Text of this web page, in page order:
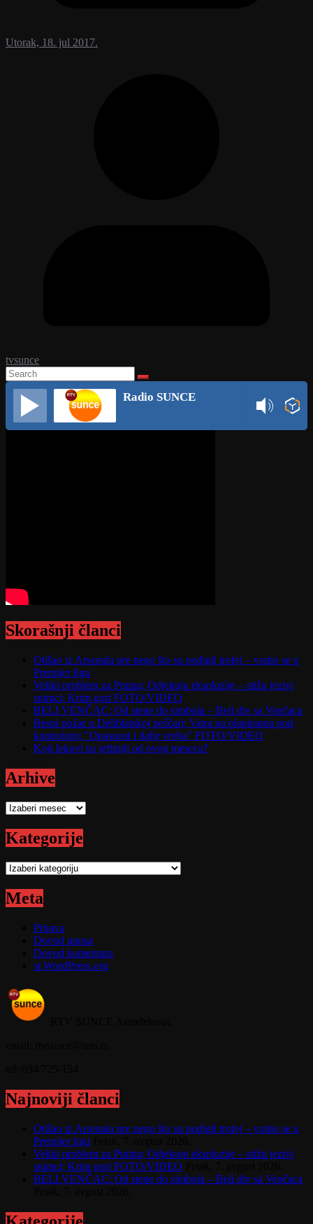
Utorak, 18. jul 2017.
tvsunce
Radio SUNCE
Skorašnji članci
Otišao iz Arsenala pre nego što su podigli trofej – vratio se u
Premijer ligu
Veliki problem za Putina; Odjekuju eksplozije – stižu jezivi
snimci; Krim gori FOTO/VIDEO
BELI VENČAC: Od stene do simbola – Beli div sa Venčaca
Besni požar u Deliblatskoj peščari; Vatra na planinama pod
kontrolom; "Opasnost i dalje vreba" FOTO/VIDEO
Koji lekovi su jeftiniji od ovog meseca?
Arhive
Arhive
Kategorije
Kategorije
Meta
Prijava
Dovod unosa
Dovod komentara
sr.WordPress.org
Najnoviji članci
Otišao iz Arsenala pre nego što su podigli trofej – vratio se u
Premijer ligu
Veliki problem za Putina; Odjekuju eksplozije – stižu jezivi
snimci; Krim gori FOTO/VIDEO
BELI VENČAC: Od stene do simbola – Beli div sa Venčaca